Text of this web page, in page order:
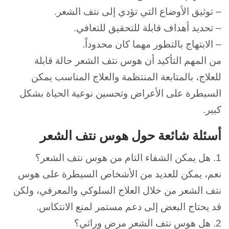
– توثيق الأوضاع التي تؤدي إلى نتف الشعر.
– تحديد أهداف قابلة للتحقيق للتعافي.
– الابتهاج بالتطور مهما كان محدوداً.
من المهم التأكيد أن هوس نتف الشعر حالة قابلة
للعلاج، بالمتابعة المنتظمة والعلاج المناسب يمكن
السيطرة على الأعراض وتحسين نوعية الحياة بشكل
كبير.
أسئلة شائعة حول هوس نتف الشعر
1. هل يمكن الشفاء التام من هوس نتف الشعر؟
نعم، يمكن للعديد من الأشخاص السيطرة على هوس
نتف الشعر من خلال العلاج السلوكي والمعرفي، ولكن
قد يحتاج البعض إلى دعم مستمر لمنع الانتكاس.
2. هل هوس نتف الشعر مرض وراثي؟